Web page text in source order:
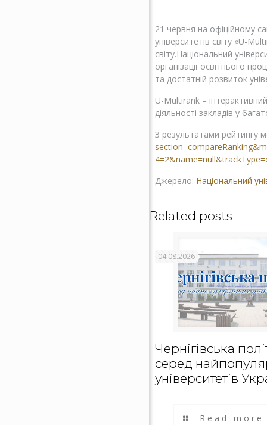
21 червня на офіційному
університетів світу «U-
світу.Національний
організації освітнього
та достатній розвиток
U-Multirank –
діяльності закладів у
З результатами рейтингу
Джерело: Національний
Related posts
04.08.2026
Чернігівська
серед
університетів
Read more